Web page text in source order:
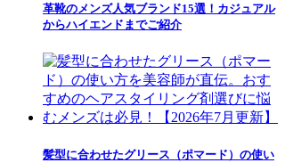
革靴のメンズ人気ブランド15選！カジュアル
からハイエンドまでご紹介
髪型に合わせたグリース（ポマード）の使い